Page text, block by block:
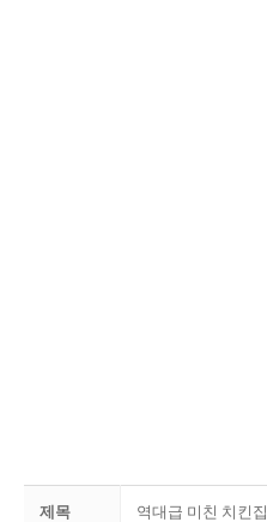
제목 역대급 미친 치킨집